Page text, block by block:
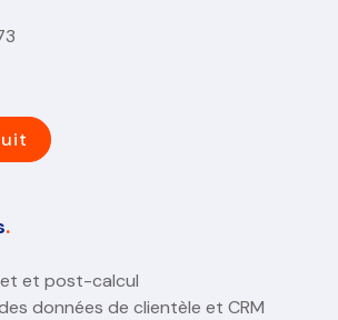
.
et post-calcul
données de clientèle et CRM